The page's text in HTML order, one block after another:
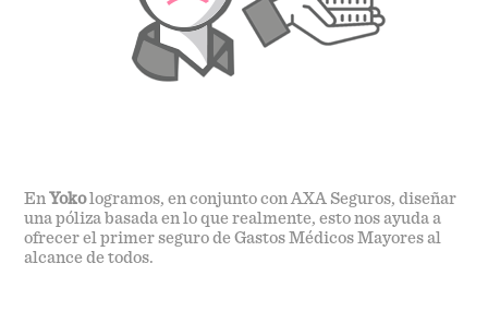
EnYokologramos, en conjunto con AXA Seguros, diseñar
una póliza basada en lo que realmente, esto nos ayuda a
ofrecer el primer seguro de Gastos Médicos Mayores al
alcance de todos.